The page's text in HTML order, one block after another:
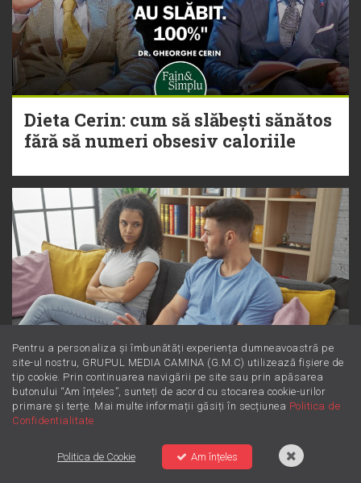
Dieta Cerin: cum să slăbești sănătos
fără să numeri obsesiv caloriile
Dincolo de supărare: Este furie sau
iritare? Învață să le diferențiezi
Pentru a personaliza și îmbunătăți experiența dumneavoastră pe
site-ul nostru, GRUPUL MEDIA CAMINA (G.M.C) utilizează fișiere de
tip cookie. Prin continuarea navigării pe site sau prin apăsarea
butonului “Am înțeles”, sunteți de acord cu stocarea cookie-urilor
primare și terțe. Mai multe informații găsiți în secțiunea Politica de
Confidentialitate
Politica de Cookie Am înțeles